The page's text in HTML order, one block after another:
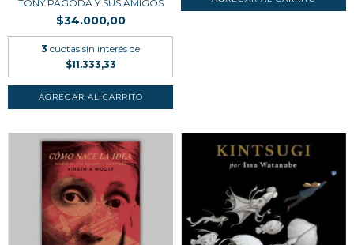
TONY PAGODA Y SUS AMIGOS
$34.000,00
3 cuotas sin interés de
$11.333,33